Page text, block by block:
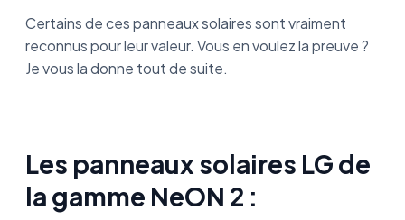
Certains de ces panneaux solaires sont vraiment
reconnus pour leur valeur. Vous en voulez la preuve ?
Je vous la donne tout de suite.
Les panneaux solaires LG de
la gamme NeON 2 :